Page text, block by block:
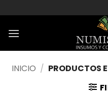
al
contenido
INICIO / PRODUCTOS